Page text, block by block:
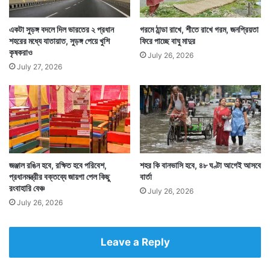
Tags National News
একটা সুড়ঙ্গ বদলে দিল ভারতের ২ প্রধান
শহরের মধ্যে যাতায়াত, সুড়ঙ্গ পেয়ে খুশি
কৃষকরাও
July 27, 2026
গরমে ঠান্ডা রাখে, শীতে রাখে গরম, জনপ্রিয়তা
ফিরে পাচ্ছে বাঘু মাদুর
July 26, 2026
জঞ্জাল রঙিন হবে, রক্ষিত হবে পরিবেশ,
প্রধানমন্ত্রীর বক্তব্যে জায়গা পেল কিছু
রংবাহারি বেঞ্চ
July 26, 2026
শহর কি বানভাসি হবে, ৪৮ ঘণ্টা আগেই আসবে
বার্তা
July 26, 2026
Leave a Reply